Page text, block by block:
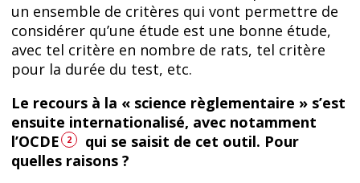
un ensemble de critères qui vont permettre de
considérer qu’une étude est une bonne étude,
avec tel critère en nombre de rats, tel critère
pour la durée du test, etc.
Le recours à la « science règlementaire » s’est
ensuite internationalisé, avec notamment
l’OCDE
2
qui se saisit de cet outil. Pour
quelles raisons ?